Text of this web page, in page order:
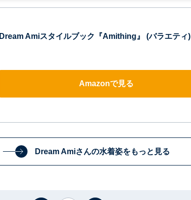
Dream Amiスタイルブック『Amithing』 (バラエティ)
Amazonで見る
Dream Amiさんの水着姿をもっと見る